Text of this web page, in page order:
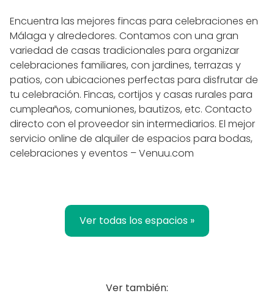
Encuentra las mejores fincas para celebraciones en
Málaga y alrededores. Contamos con una gran
variedad de casas tradicionales para organizar
celebraciones familiares, con jardines, terrazas y
patios, con ubicaciones perfectas para disfrutar de
tu celebración. Fincas, cortijos y casas rurales para
cumpleaños, comuniones, bautizos, etc. Contacto
directo con el proveedor sin intermediarios. El mejor
servicio online de alquiler de espacios para bodas,
celebraciones y eventos – Venuu.com
Ver todas los espacios »
Ver también: